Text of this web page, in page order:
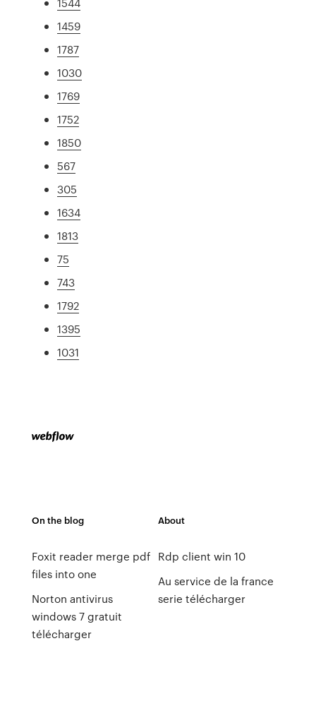
1459
1787
1030
1769
1752
1850
567
305
1634
1813
75
743
1792
1395
1031
On the blog
Foxit reader merge pdf
files into one
Norton antivirus
windows 7 gratuit
télécharger
About
Rdp client win 10
Au service de la france
serie télécharger